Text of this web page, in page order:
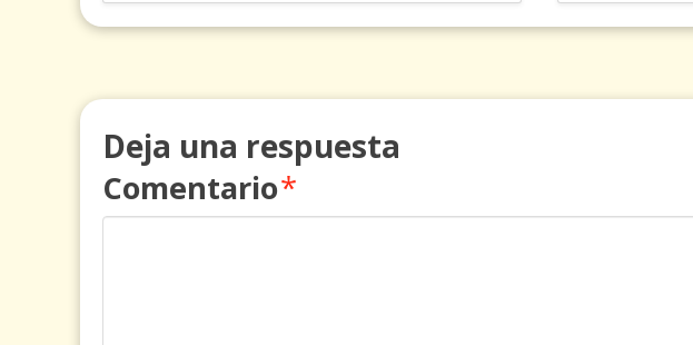
Deja una respuesta
Comentario*